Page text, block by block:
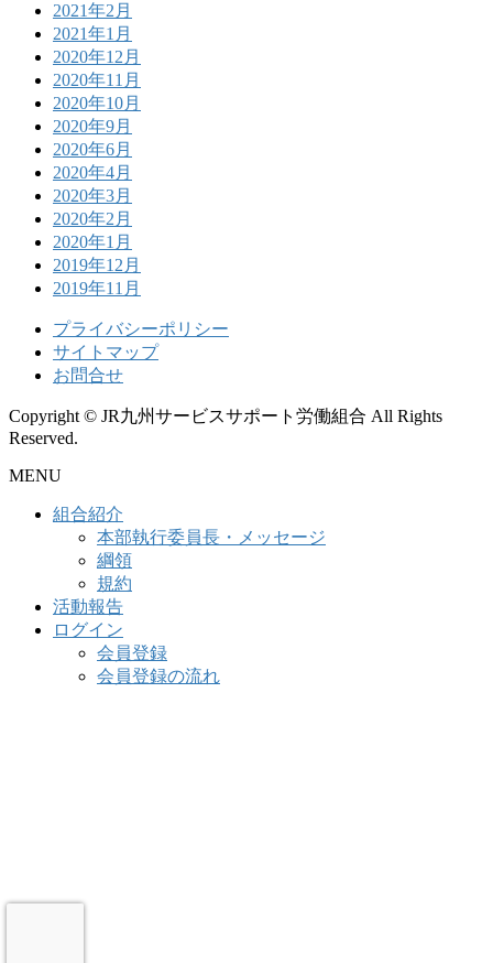
2021年2月
2021年1月
2020年12月
2020年11月
2020年10月
2020年9月
2020年6月
2020年4月
2020年3月
2020年2月
2020年1月
2019年12月
2019年11月
プライバシーポリシー
サイトマップ
お問合せ
Copyright © JR九州サービスサポート労働組合 All Rights
Reserved.
MENU
組合紹介
本部執行委員長・メッセージ
綱領
規約
活動報告
ログイン
会員登録
会員登録の流れ